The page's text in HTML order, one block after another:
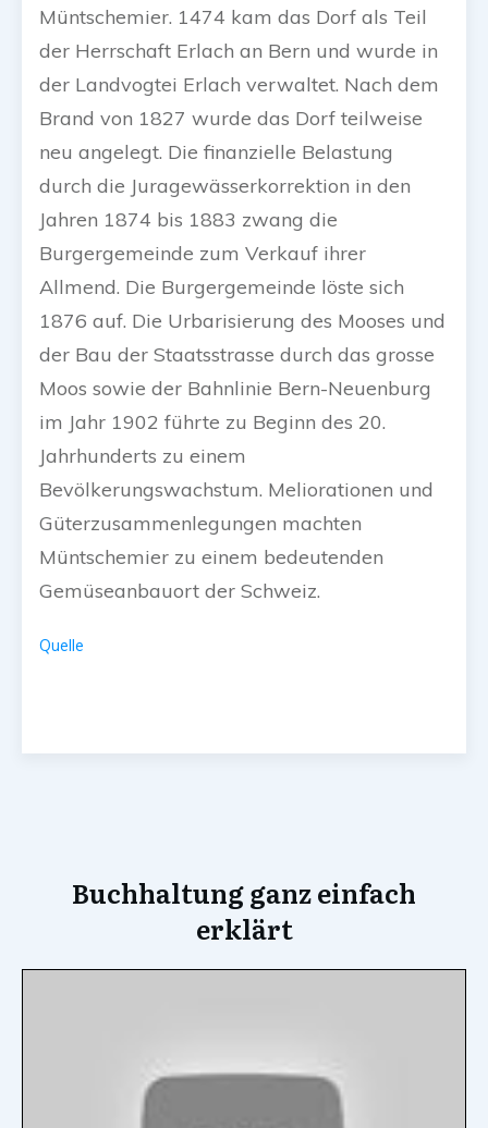
Müntschemier. 1474 kam das Dorf als Teil
der Herrschaft Erlach an Bern und wurde in
der Landvogtei Erlach verwaltet. Nach dem
Brand von 1827 wurde das Dorf teilweise
neu angelegt. Die finanzielle Belastung
durch die Juragewässerkorrektion in den
Jahren 1874 bis 1883 zwang die
Burgergemeinde zum Verkauf ihrer
Allmend. Die Burgergemeinde löste sich
1876 auf. Die Urbarisierung des Mooses und
der Bau der Staatsstrasse durch das grosse
Moos sowie der Bahnlinie Bern-Neuenburg
im Jahr 1902 führte zu Beginn des 20.
Jahrhunderts zu einem
Bevölkerungswachstum. Meliorationen und
Güterzusammenlegungen machten
Müntschemier zu einem bedeutenden
Gemüseanbauort der Schweiz.
Quelle
Buchhaltung ganz einfach
erklärt